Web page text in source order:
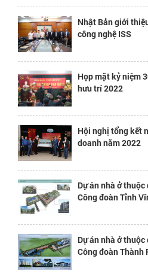
Nhật Bản giới
công nghệ ISS
Họp mặt kỷ niệm
hưu trí 2022
Hội nghị tổng kết
doanh năm 2022
Dự án nhà ở
Công đoàn Tỉnh
Dự án nhà ở
Công đoàn Thành